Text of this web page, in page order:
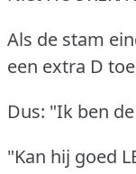
Als de stam
een extra D
Dus: "Ik ben
"Kan hij goed